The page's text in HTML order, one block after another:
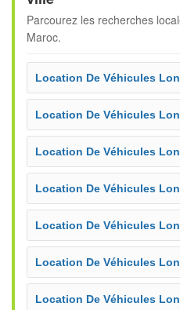
Parcourez les recherches
Maroc.
Location De Véhicules
Location De Véhicules
Location De Véhicules
Location De Véhicules
Location De Véhicules
Location De Véhicules
Location De Véhicules